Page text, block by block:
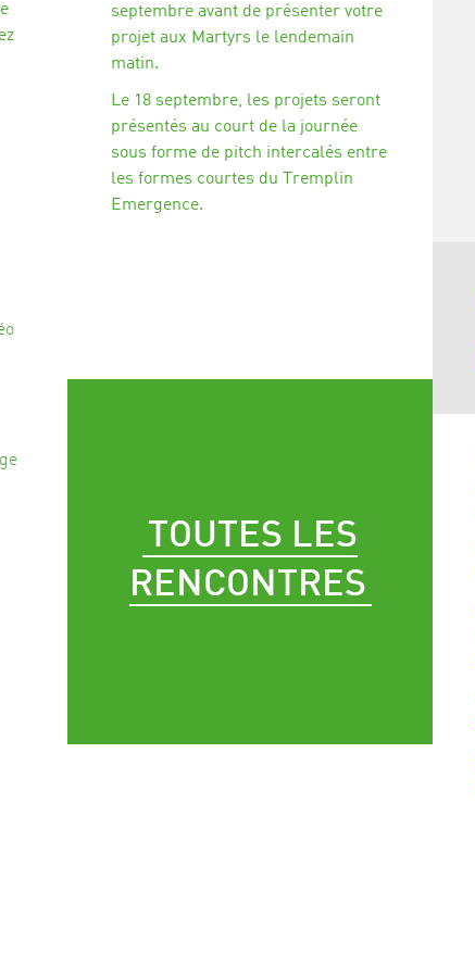
septembre avant de présenter votre
projet aux Martyrs le lendemain
matin.
Le 18 septembre, les projets seront
présentés au court de la journée
sous forme de pitch intercalés entre
les formes courtes du Tremplin
Emergence.
TOUTES LES
RENCONTRES